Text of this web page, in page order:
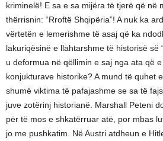
kriminelë! E sa e sa mijëra të tjerë që në
thërrisnin: “Rroftë Shqipëria”! A nuk ka
vërtetën e lemerishme të asaj që ka
lakuriqësinë e llahtarshme të historisë së
u deformua në qëllimin e saj nga ata që
konjukturave historike? A mund të quhet
shumë viktima të pafajashme se sa të
juve zotërinj historianë. Marshall Peteni
për të mos e shkatërruar atë, por mbas
jo me pushkatim. Në Austri atdheun e